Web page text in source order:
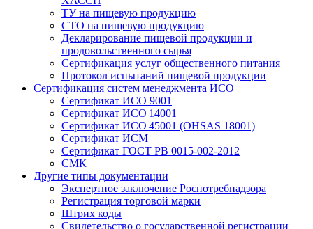
ТУ на пищевую продукцию
СТО на пищевую продукцию
Декларирование пищевой продукции и
продовольственного сырья
Сертификация услуг общественного питания
Протокол испытаний пищевой продукции
Сертификация систем менеджмента ИСО
Сертификат ИСО 9001
Сертификат ИСО 14001
Сертификат ИСО 45001 (OHSAS 18001)
Сертификат ИСМ
Сертификат ГОСТ РВ 0015-002-2012
СМК
Другие типы документации
Экспертное заключение Роспотребнадзора
Регистрация торговой марки
Штрих коды
Свидетельство о государственной регистрации